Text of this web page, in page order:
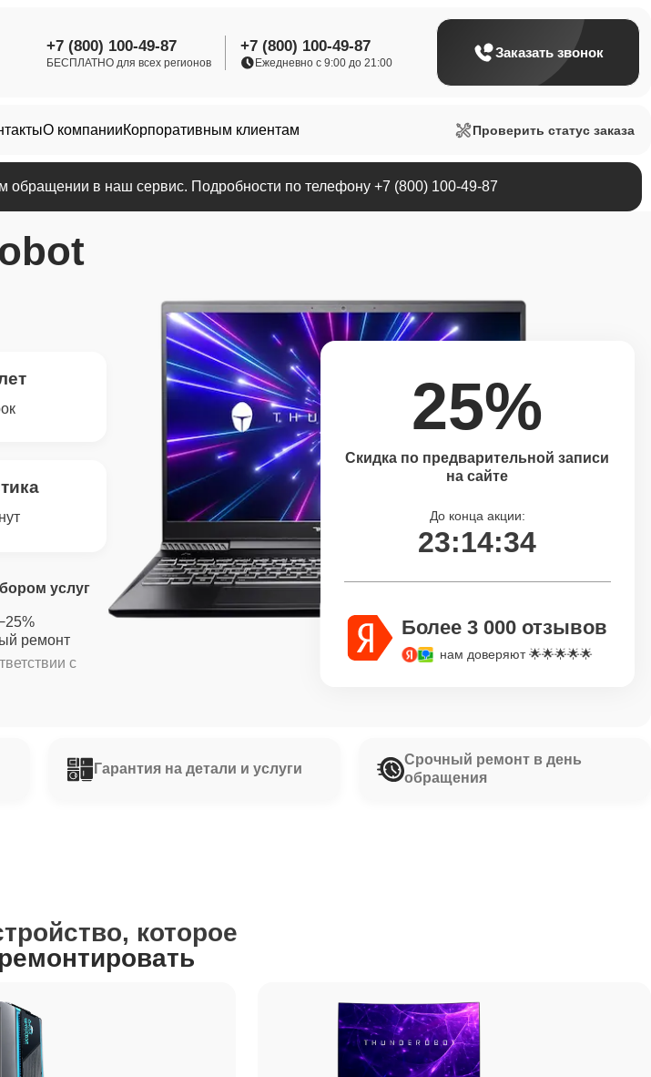
+7 (800) 100-49-87
БЕСПЛАТНО для всех регионов
+7 (800) 100-49-87
Ежедневно с 9:00 до 21:00
Заказать звонок
О компанииКорпоративным клиентам Проверить статус заказа
обращении в наш сервис. Подробности по телефону +7 (800) 100-49-87
услуг
ремонт
с
25%
Скидка по предварительной записи
на сайте
До конца акции:
23:14:33
Более 3 000 отзывов
нам доверяют 🌟🌟🌟🌟🌟
Гарантия на детали и услуги
Срочный ремонт в день
обращения
которое